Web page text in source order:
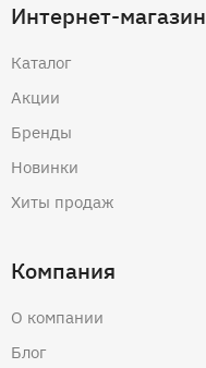
Интернет-магазин
Каталог
Акции
Бренды
Новинки
Хиты продаж
Компания
О компании
Блог